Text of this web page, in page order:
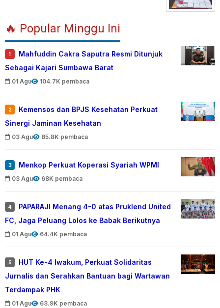
🔥 Popular Minggu Ini
1
Mahfuddin Cakra Saputra Resmi Ditunjuk
Sebagai Kajari Sumbawa Barat
01 Agu 104.7K pembaca
2
Kemensos dan BPJS Kesehatan Perkuat
Sinergi Jaminan Kesehatan
03 Agu 85.8K pembaca
3 Menkop Perkuat Koperasi Syariah WPMI
03 Agu 68K pembaca
4
PAPARAJI Menang 4-0 atas Pruklend United
FC, Jaga Peluang Lolos ke Babak Berikutnya
01 Agu 64.4K pembaca
5
HUT Ke-4 Iwakum, Perkuat Solidaritas
Jurnalis dan Serahkan Bantuan bagi Wartawan
Terdampak PHK
01 Agu 63.9K pembaca